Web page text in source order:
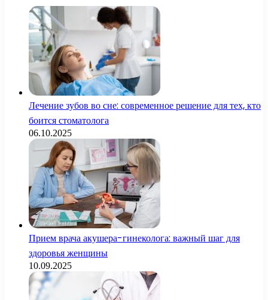
Лечение зубов во сне: современное решение для тех, кто
боится стоматолога
06.10.2025
Прием врача акушера-гинеколога: важный шаг для
здоровья женщины
10.09.2025